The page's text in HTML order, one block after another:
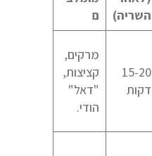
השריה)
ם
15-20
דקות
מרקים,
קציצות,
"דאל"
הודי.